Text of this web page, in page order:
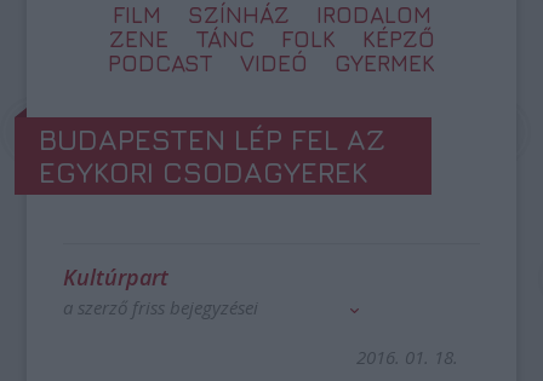
FILM SZÍNHÁZ
IRODALOM
ZENE
TÁNC FOLK
KÉPZŐ
PODCAST
VIDEÓ GYERMEK
BUDAPESTEN LÉP FEL AZ
EGYKORI CSODAGYEREK
Kultúrpart
a szerző friss bejegyzései
2016. 01. 18.